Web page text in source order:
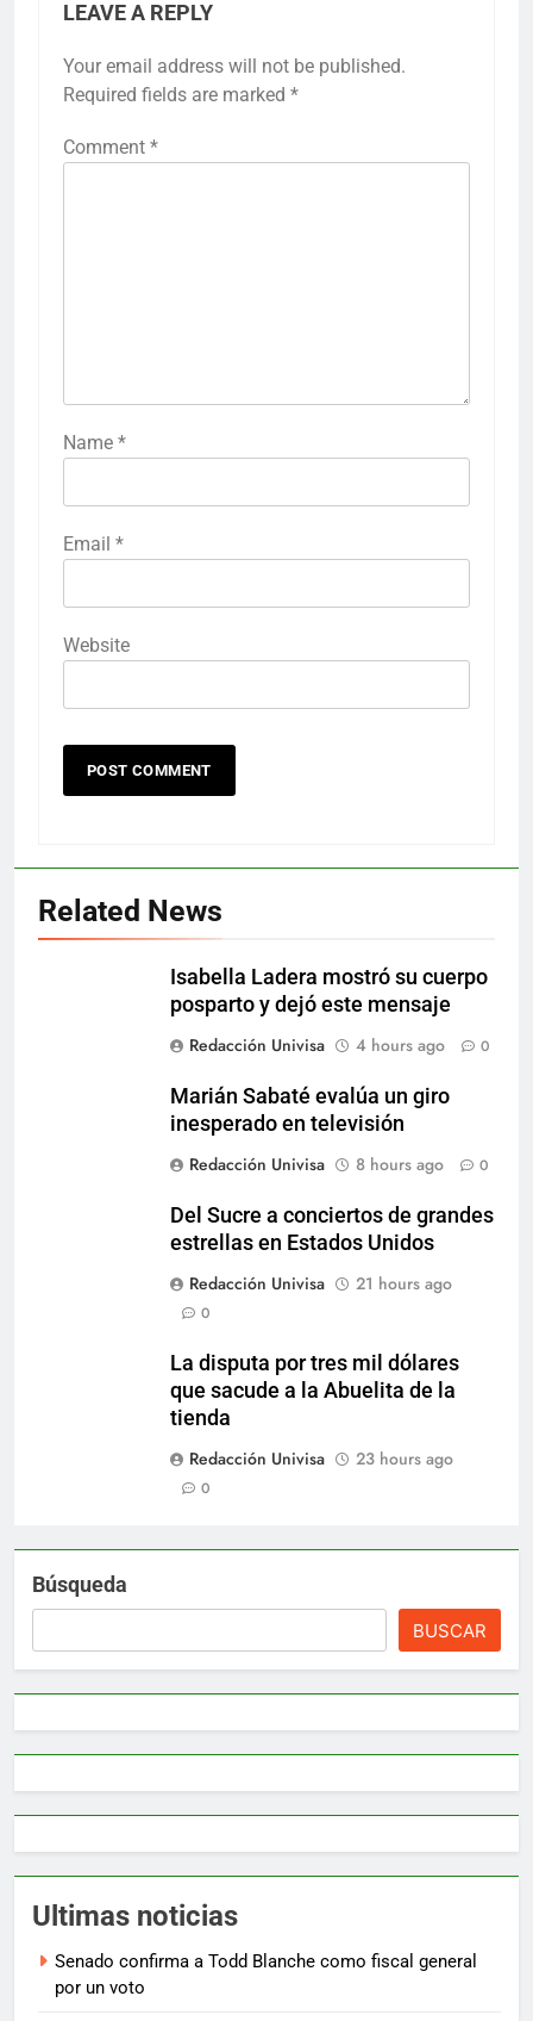
LEAVE A REPLY
Your email address will not be published.
Required fields are marked *
Comment *
Name *
Email *
Website
Related News
Isabella Ladera mostró su cuerpo
posparto y dejó este mensaje
Redacción Univisa
4 hours ago 0
Marián Sabaté evalúa un giro
inesperado en televisión
Redacción Univisa
8 hours ago 0
Del Sucre a conciertos de grandes
estrellas en Estados Unidos
Redacción Univisa
21 hours ago
0
La disputa por tres mil dólares
que sacude a la Abuelita de la
tienda
Redacción Univisa
23 hours ago
0
Búsqueda
BUSCAR
Ultimas noticias
Senado confirma a Todd Blanche como fiscal general
por un voto